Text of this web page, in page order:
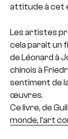
attitude à cet
Les artistes
cela parait un
de Léonard à
chinois à
sentiment de
œuvres.
Ce livre, de
monde, l’art